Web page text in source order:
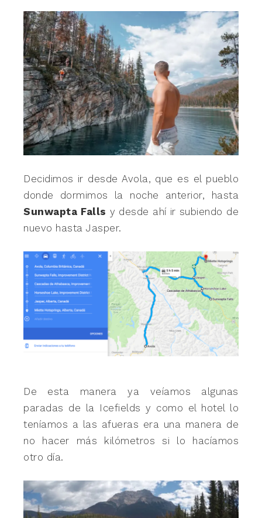
Decidimos ir desde Avola, que es el pueblo
donde dormimos la noche anterior, hasta
Sunwapta Falls y desde ahí ir subiendo de
nuevo hasta Jasper.
De esta manera ya veíamos algunas
paradas de la Icefields y como el hotel lo
teníamos a las afueras era una manera de
no hacer más kilómetros si lo hacíamos
otro día.